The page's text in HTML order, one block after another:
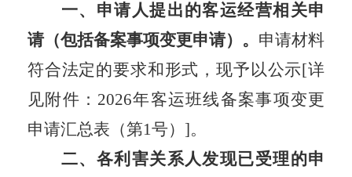
一、申请人提出的客运经营相关申
请（包括备案事项变更申请）。 申请材料
符合法定的要求和形式，现予以公示[详
见附件：2026年客运班线备案事项变更
申请汇总表（第1号） ]。
二、各利害关系人发现已受理的申